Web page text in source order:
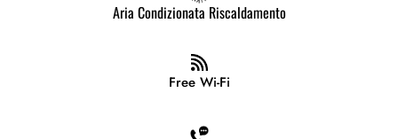
Aria Condizionata Riscaldamento
Free Wi-Fi